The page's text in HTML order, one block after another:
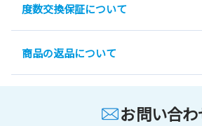
度数交換保証について
商品の返品について
お問い合